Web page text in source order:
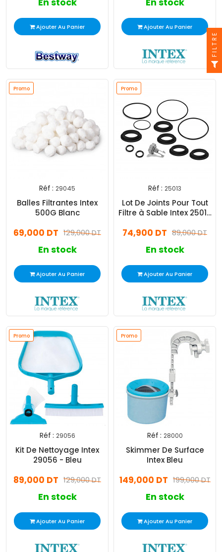
Ajouter Au Panier Ajouter Au Panier
Promo
Réf : 29045
Balles Filtrantes Intex
500G Blanc
129,000 DT
69,000 DT
En stock
Ajouter Au Panier
Promo
Réf : 25013
Lot De Joints Pour Tout
Filtre à Sable Intex 25013
89,000 DT
74,900 DT
En stock
Ajouter Au Panier
Promo
Réf : 29056
Kit De Nettoyage Intex
29056 - Bleu
129,000 DT
89,000 DT
En stock
Ajouter Au Panier
Promo
Réf : 28000
Skimmer De Surface
Intex Bleu
199,000 DT
149,000 DT
En stock
Ajouter Au Panier
FILTRE